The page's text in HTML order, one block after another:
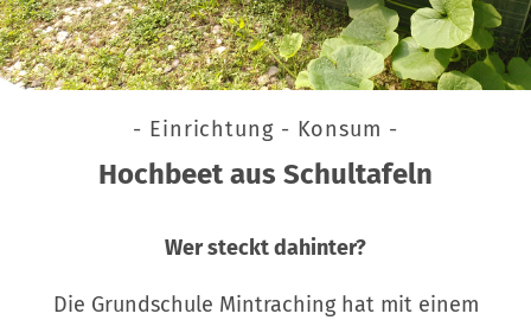
- Einrichtung - Konsum -
Hochbeet aus Schultafeln
Wer steckt dahinter?
Die Grundschule Mintraching hat mit einem